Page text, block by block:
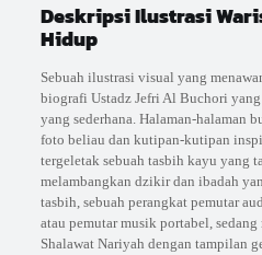
Deskripsi Ilustrasi
Hidup
Sebuah ilustrasi visual yang
biografi Ustadz Jefri Al Buchori
yang sederhana. Halaman-halaman
foto beliau dan kutipan-kutipan
tergeletak sebuah tasbih kayu yang
melambangkan dzikir dan ibadah
tasbih, sebuah perangkat pemutar
atau pemutar musik portabel,
Shalawat Nariyah dengan tampilan